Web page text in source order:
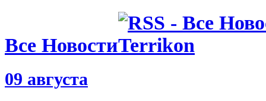
Все Новости
09 августа